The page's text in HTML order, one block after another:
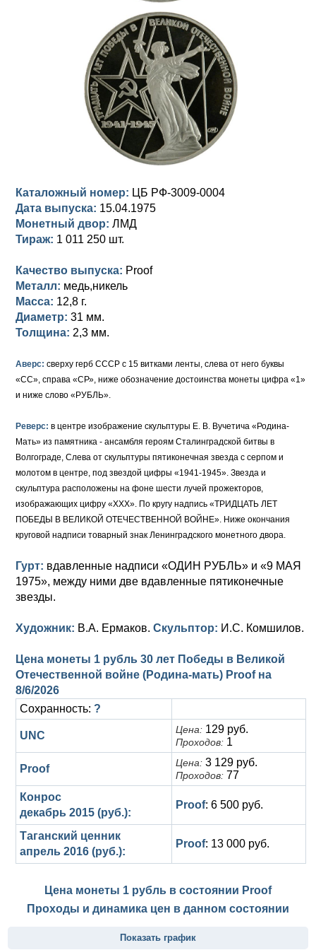
Памятные и донативные
Сибирские монеты
Для Молдавии и Валахии
Таврические монеты
Для Пруссии
Альбертусталер
Анна Иоанновна (1730-1740)
Петр II (1727-1730)
Екатерина I (1725-1727)
Петр I (1682-1725)
Для Речи Посполитой
Каталожный номер: ЦБ РФ-3009-0004
Дата выпуска: 15.04.1975
Монетный двор: ЛМД
Тираж: 1 011 250 шт.
Качество выпуска: Proof
Металл: медь,никель
Масса: 12,8 г.
Диаметр: 31 мм.
Толщина: 2,3 мм.
Аверс: сверху герб СССР с 15 витками ленты, слева от него буквы
«СС», справа «СР», ниже обозначение достоинства монеты цифра «1»
и ниже слово «РУБЛЬ».
Реверс: в центре изображение скульптуры Е. В. Вучетича «Родина-
Мать» из памятника - ансамбля героям Сталинградской битвы в
Волгограде, Слева от скульптуры пятиконечная звезда с серпом и
молотом в центре, под звездой цифры «1941-1945». Звезда и
скульптура расположены на фоне шести лучей прожекторов,
изображающих цифру «XXX». По кругу надпись «ТРИДЦАТЬ ЛЕТ
ПОБЕДЫ В ВЕЛИКОЙ ОТЕЧЕСТВЕННОЙ ВОЙНЕ». Ниже окончания
круговой надписи товарный знак Ленинградского монетного двора.
Гурт: вдавленные надписи «ОДИН РУБЛЬ» и «9 МАЯ
1975», между ними две вдавленные пятиконечные
звезды.
Художник: В.А. Ермаков. Скульптор: И.С. Комшилов.
Цена монеты 1 рубль 30 лет Победы в Великой
Отечественной войне (Родина-мать) Proof на
8/6/2026
Сохранность: ?
UNC Цена: 129 руб.
Проходов: 1
Proof Цена: 3 129 руб.
Проходов: 77
Конрос
декабрь 2015 (руб.):
Proof: 6 500 руб.
Таганский ценник
апрель 2016 (руб.):
Proof: 13 000 руб.
Цена монеты 1 рубль в состоянии Proof
Проходы и динамика цен в данном состоянии
Показать график